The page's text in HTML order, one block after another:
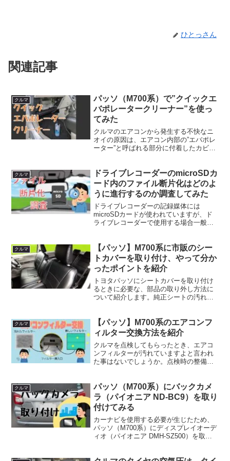
ひとっさん
関連記事
クルマ
パッソ（M700系）で”クイックエ
バポレータークリーナー”を使っ
てみた
クルマのエアコンから発生する不快なニ
オイの原因は、エアコン内部の”エバポレ
ーター”と呼ばれる部分に付着したカビな
ることが出来ないようです。エバポレー
ターを取り出すにはか...
クルマ
ドライブレコーダーのmicroSDカ
ード内のファイル断片化はどのよ
うに進行するのか調査してみた
ドライブレコーダーの記録媒体には
microSDカードが使われていますが、ド
ライブレコーダーで使用する場合一般的
なことはご存じの通りです。なかにはフ
ォーマットフリー...
クルマ
【パッソ】M700系に市販のシー
トカバーを取り付け、やって分か
ったポイントを紹介
トヨタパッソにシートカバーを取り付け
るときに必要な、部品の取り外し方法に
ついて紹介します。純正シートの汚れ防
取り掛かって気づいたのですが、一部の
部品の取り外しが必要でした。
クルマ
【パッソ】M700系のエアコンフ
ィルター交換方法を紹介
クルマを点検してもらったとき、エアコ
ンフィルターが汚れていますよと言われ
た事はないでしょうか。点検時の整備の
交換頻度が高い部品なので、ネットショ
ップなどで...
クルマ
パッソ（M700系）にバックカメ
ラ（パイオニア ND-BC9）を取り
付けてみる
カーナビを使用する必要が生じたため、
パッソ（M700系）にディスプレイオーデ
ィオ（パイオニア DMH-SZ500）を取り